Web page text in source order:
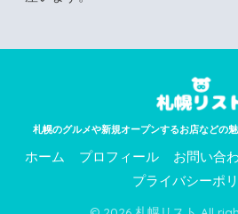
札幌のグルメや新規オープンするお店などの
ホーム プロフィール お問い合
プライバシーポ